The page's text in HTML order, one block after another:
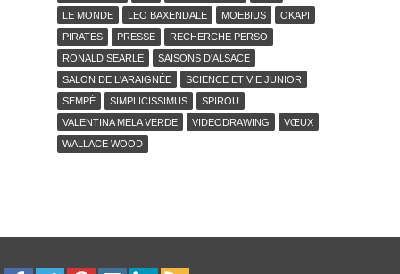
LE MONDE
LEO BAXENDALE MOEBIUS
OKAPI
PIRATES
PRESSE
RECHERCHE PERSO
RONALD SEARLE
SAISONS D'ALSACE
SALON DE L'ARAIGNÉE
SCIENCE ET VIE JUNIOR
SEMPÉ
SIMPLICISSIMUS
SPIROU
VALENTINA MELA VERDE
VIDEODRAWING
VŒUX
WALLACE WOOD